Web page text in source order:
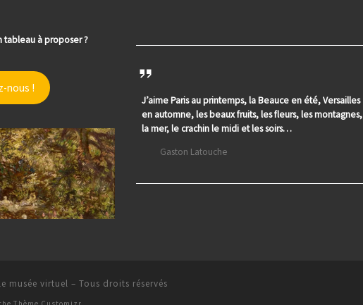
tableau à proposer ?
nous !
J’aime Paris au printemps, la Beauce en été, Versailles
en automne, les beaux fruits, les fleurs, les montagnes,
la mer, le crachin le midi et les soirs…
Gaston Latouche
musée virtuel – Tous droits réservés